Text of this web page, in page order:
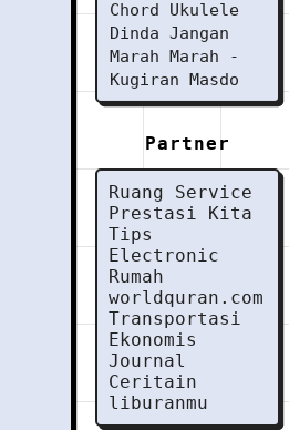
Chord Ukulele
Dinda Jangan
Marah Marah -
Kugiran Masdo
Partner
Ruang Service
Prestasi Kita
Tips
Electronic
Rumah
worldquran.com
Transportasi
Ekonomis
Journal
Ceritain
liburanmu